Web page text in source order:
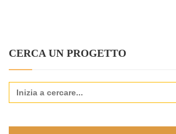
CERCA UN PROGETTO
Search
for: